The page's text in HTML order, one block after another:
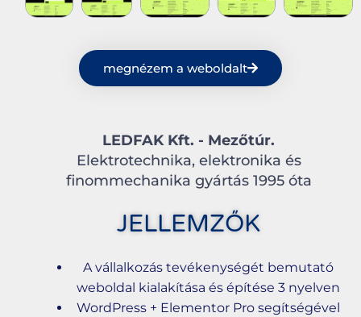
megnézem a weboldalt
LEDFAK Kft. - Mezőtúr.
Elektrotechnika, elektronika és
finommechanika gyártás 1995 óta
JELLEMZŐK
A vállalkozás tevékenységét bemutató
weboldal kialakítása és építése 3 nyelven
WordPress + Elementor Pro segítségével